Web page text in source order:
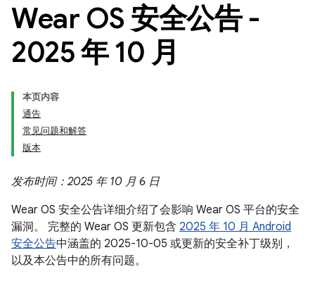
Wear OS 安全公告 -
2025 年 10 月
本页内容
通告
常见问题和解答
版本
发布时间：2025 年 10 月 6 日
Wear OS 安全公告详细介绍了会影响 Wear OS 平台的安全
漏洞。 完整的 Wear OS 更新包含 2025 年 10 月 Android
安全公告中涵盖的 2025-10-05 或更新的安全补丁级别，
以及本公告中的所有问题。